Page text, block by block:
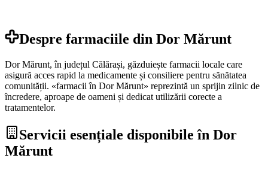
Despre farmaciile din Dor Mărunt
Dor Mărunt, în județul Călărași, găzduiește farmacii locale care
asigură acces rapid la medicamente și consiliere pentru sănătatea
comunității. «farmacii în Dor Mărunt» reprezintă un sprijin zilnic de
încredere, aproape de oameni și dedicat utilizării corecte a
tratamentelor.
Servicii esențiale disponibile în Dor
Mărunt